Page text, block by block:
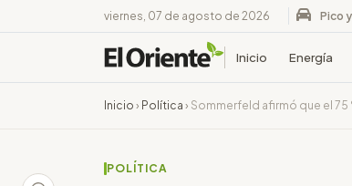
viernes, 07 de agosto de 2026 Pico
Inicio Energía
Inicio › Política › Sommerfeld afirmó que el 75
POLÍTICA